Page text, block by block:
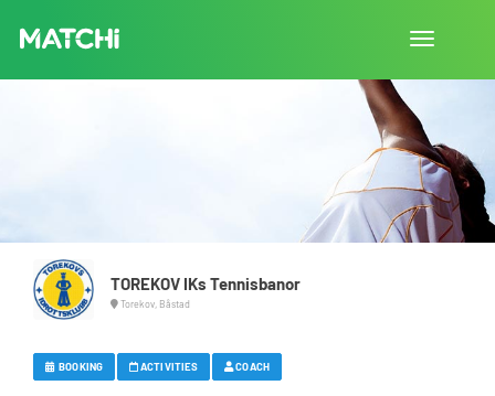
Toggle
TOREKOV IKs Tennisbanor
Torekov, Båstad
BOOKING ACTIVITIES COACH